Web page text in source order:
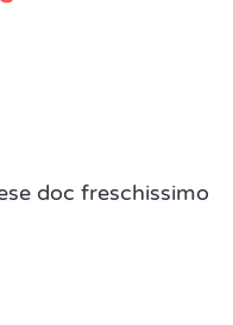
doc freschissimo